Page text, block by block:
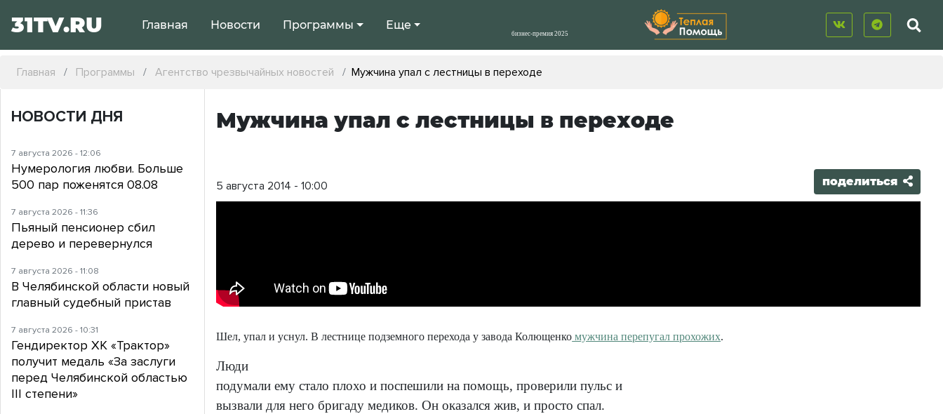
31TV.RU Главная Новости Программы Еще
Главная Программы Агентство чрезвычайных новостей Мужчина упал с лестницы в переходе
Мужчина упал с лестницы в переходе
5 августа 2014 - 10:00 поделиться
Шел, упал и уснул. В лестнице подземного перехода у завода Колющенко мужчина перепугал прохожих.
Люди
подумали ему стало плохо и поспешили на помощь, проверили пульс и
вызвали для него бригаду медиков. Он оказался жив, и просто спал.
НОВОСТИ ДНЯ
7 августа 2026 - 12:06
Нумерология любви. Больше
500 пар поженятся 08.08
7 августа 2026 - 11:36
Пьяный пенсионер сбил
дерево и перевернулся
7 августа 2026 - 11:08
В Челябинской области новый
главный судебный пристав
7 августа 2026 - 10:31
Гендиректор ХК «Трактор»
получит медаль «За заслуги
перед Челябинской областью
III степени»